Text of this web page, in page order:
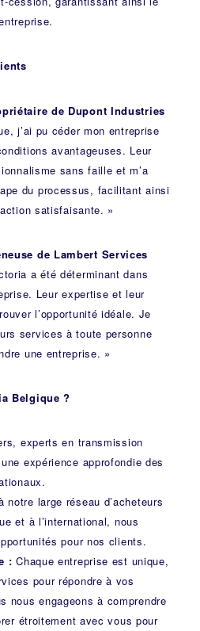
de Dupont Industries
j’ai pu céder mon entreprise
avantageuses. Leur
sans faille et m’a
du processus, facilitant ainsi
satisfaisante. »
de Lambert Services
a été déterminant dans
Leur expertise et leur
l’opportunité idéale. Je
services à toute personne
une entreprise. »
Belgique ?
experts en transmission
expérience approfondie des
notre large réseau d’acheteurs
et à l’international, nous
pour nos clients.
: Chaque entreprise est unique,
pour répondre à vos
nous engageons à comprendre
étroitement avec vous pour